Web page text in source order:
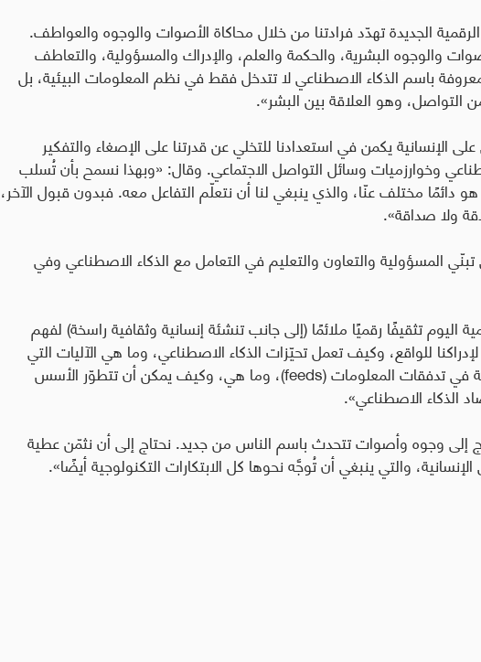
الجديدة تهدّد فرادتنا من خلال محاكاة الأصوات والوجوه والعواطف.
والوجوه البشرية، والحكمة والعلم، والإدراك والمسؤولية، والتعاطف
باسم الذكاء الاصطناعي لا تتدخل فقط في نظم المعلومات البيئية، بل
وهو العلاقة بين البشر».
الإنسانية يكمن في استعدادنا للتخلي عن قدرتنا على الإصغاء والتفكير
وخوارزميات وسائل التواصل الاجتماعي. وقال: «وبهذا نسمح بأن تُسلب
دائمًا مختلف عنّا، والذي ينبغي لنا أن نتعلّم التفاعل معه. فبدون قبول الآخر،
ولا صداقة».
تبنّي المسؤولية والتعاون والتعليم في التعامل مع الذكاء الاصطناعي وفي
اليوم تثقيفًا رقميًا ملائمًا (إلى جانب تنشئة إنسانية وثقافية راسخة) لفهم
للواقع، وكيف تعمل تحيّزات الذكاء الاصطناعي، وما هي الآليات التي
في تدفقات المعلومات (feeds)، وما هي، وكيف يمكن أن تتطوّر الأسس
الذكاء الاصطناعي».
إلى وجوه وأصوات تتحدث باسم الناس من جديد. نحتاج إلى أن نثمّن عطية
والتي ينبغي أن تُوجَّه نحوها كل الابتكارات التكنولوجية أيضًا».